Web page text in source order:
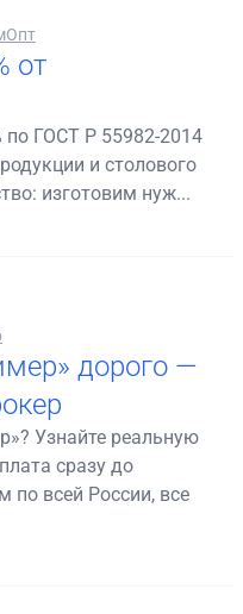
от
по ГОСТ Р 55982-2014
и столового
изготовим нуж...
дорого —
Узнайте реальную
сразу до
по всей России, все